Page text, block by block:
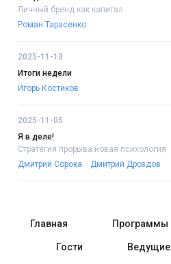
Личный бренд как капитал
Роман Тарасенко
2025-11-13
Итоги недели
Игорь Костиков
2025-11-05
Я в деле!
Стратегия прорыва:новая психология
Дмитрий Сорока
Дмитрий Дроздов
Главная Программы
Гости Ведущие